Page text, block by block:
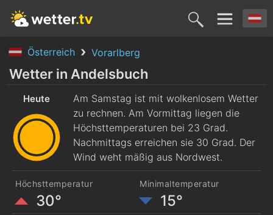
Österreich Vorarlberg
Heute
8. Aug.
Morgen
9. Aug.
Montag
10. Aug. 11. Aug. 12.
Wetter in Andelsbuch
Heute
Am Samstag ist mit wolkenlosem Wetter
zu rechnen. Am Vormittag liegen die
Höchsttemperaturen bei 23 Grad.
Nachmittags erreichen sie 30 Grad. Der
Wind weht mäßig aus Nordwest.
Höchsttemperatur
30°
Minimaltemperatur
15°